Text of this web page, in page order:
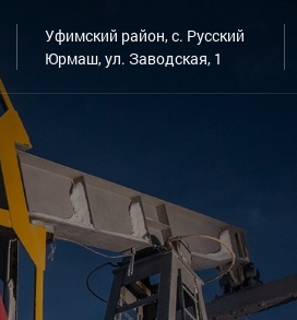
Уфимский район, с. Русский
Юрмаш, ул. Заводская, 1